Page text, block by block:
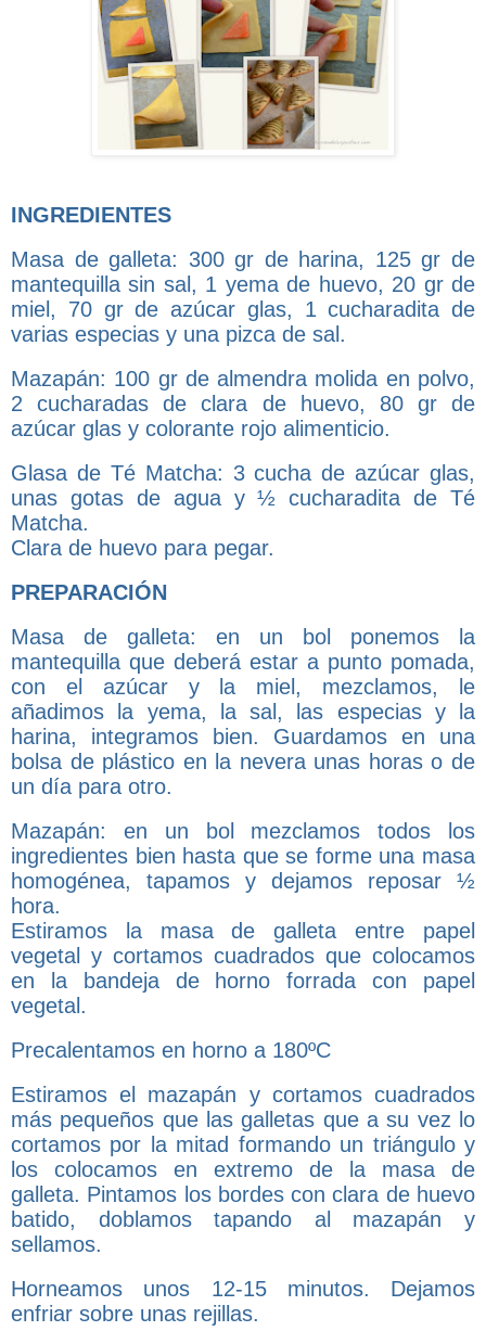
INGREDIENTES
Masa de galleta: 300 gr de harina, 125 gr de
mantequilla sin sal, 1 yema de huevo, 20 gr de
miel, 70 gr de azúcar glas, 1 cucharadita de
varias especias y una pizca de sal.
Mazapán: 100 gr de almendra molida en polvo,
2 cucharadas de clara de huevo, 80 gr de
azúcar glas y colorante rojo alimenticio.
Glasa de Té Matcha: 3 cucha de azúcar glas,
unas gotas de agua y ½ cucharadita de Té
Matcha.
Clara de huevo para pegar.
PREPARACIÓN
Masa de galleta: en un bol ponemos la
mantequilla que deberá estar a punto pomada,
con el azúcar y la miel, mezclamos, le
añadimos la yema, la sal, las especias y la
harina, integramos bien. Guardamos en una
bolsa de plástico en la nevera unas horas o de
un día para otro.
Mazapán: en un bol mezclamos todos los
ingredientes bien hasta que se forme una masa
homogénea, tapamos y dejamos reposar ½
hora.
Estiramos la masa de galleta entre papel
vegetal y cortamos cuadrados que colocamos
en la bandeja de horno forrada con papel
vegetal.
Precalentamos en horno a 180ºC
Estiramos el mazapán y cortamos cuadrados
más pequeños que las galletas que a su vez lo
cortamos por la mitad formando un triángulo y
los colocamos en extremo de la masa de
galleta. Pintamos los bordes con clara de huevo
batido, doblamos tapando al mazapán y
sellamos.
Horneamos unos 12-15 minutos. Dejamos
enfriar sobre unas rejillas.